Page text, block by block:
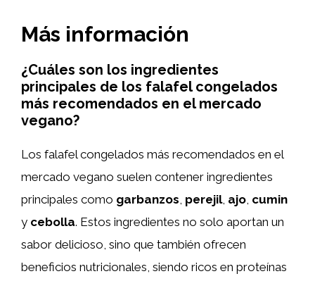
Más información
¿Cuáles son los ingredientes
principales de los falafel congelados
más recomendados en el mercado
vegano?
Los falafel congelados más recomendados en el
mercado vegano suelen contener ingredientes
principales como garbanzos perejil, ajo cumin
y cebolla. Estos ingredientes no solo aportan un
sabor delicioso, sino que también ofrecen
beneficios nutricionales, siendo ricos en proteínas